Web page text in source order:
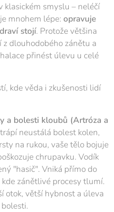
klasickém smyslu – neléčí
mnohem lépe: opravuje
stojí. Protože většina
dlouhodobého zánětu a
přinést úlevu u celé
kde věda i zkušenosti lidí
a bolesti kloubů (Artróza a
neustálá bolest kolen,
na rukou, vaše tělo bojuje
chrupavku. Vodík
"hasič". Vniká přímo do
zánětlivé procesy tlumí.
otok, větší hybnost a úleva